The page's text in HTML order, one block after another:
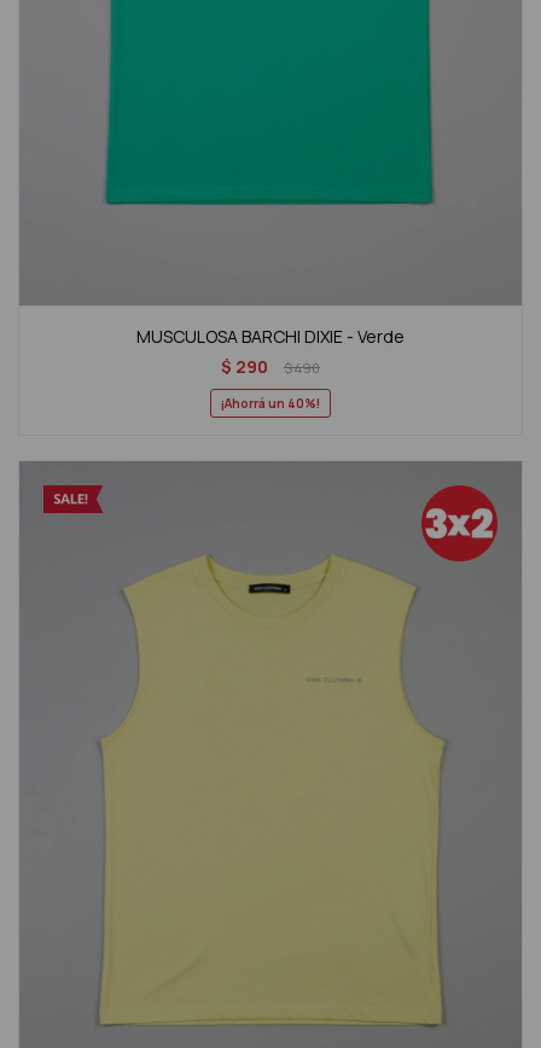
MUSCULOSA BARCHI DIXIE - Verde
$ 290 $490
40